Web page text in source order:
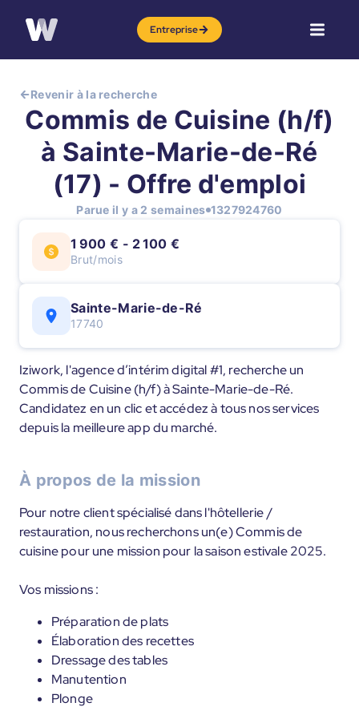
Entreprise
Revenir à la recherche
Commis de Cuisine (h/f)
à Sainte-Marie-de-Ré
(17) - Offre d'emploi
Parue il y a 2 semaines 1327924760
1 900 € - 2 100 €
Brut/mois
Sainte-Marie-de-Ré
17740
Iziwork, l'agence d’intérim digital #1, recherche un
Commis de Cuisine (h/f) à Sainte-Marie-de-Ré.
Candidatez en un clic et accédez à tous nos services
depuis la meilleure app du marché.
À propos de la mission
Pour notre client spécialisé dans l'hôtellerie /
restauration, nous recherchons un(e) Commis de
cuisine pour une mission pour la saison estivale 2025.
Vos missions :
Préparation de plats
Élaboration des recettes
Dressage des tables
Manutention
Plonge